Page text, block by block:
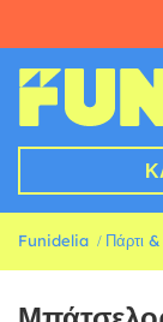
Funidelia Πάρτι